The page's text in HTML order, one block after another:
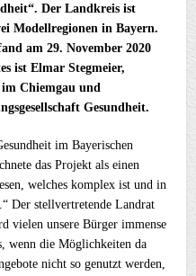
Der Landkreis ist
Modellregionen in Bayern.
am 29. November 2020
ist Elmar Stegmeier,
im Chiemgau und
Gesundheit.
im Bayerischen
das Projekt als einen
welches komplex ist und in
Der stellvertretende Landrat
vielen unsere Bürger immense
wenn die Möglichkeiten da
nicht so genutzt werden,